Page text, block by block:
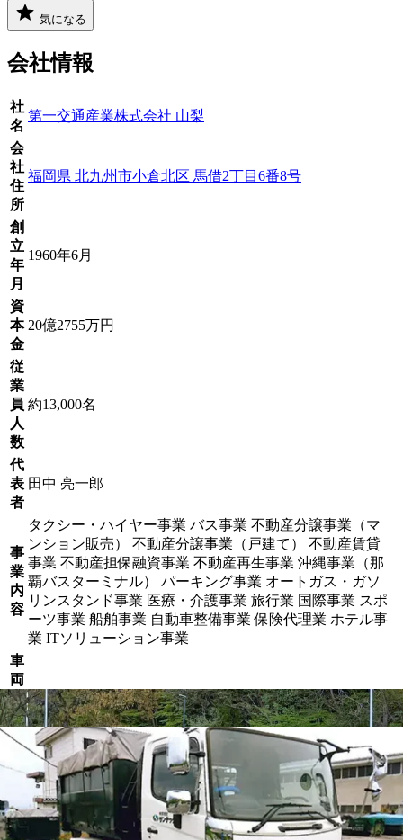
気になる
会社情報
社
名
第一交通産業株式会社 山梨
会
社
住
所
福岡県 北九州市小倉北区 馬借2丁目6番8号
創
立
年
月
1960年6月
資
本
金
20億2755万円
従
業
員
人
数
約13,000名
代
表
者
田中 亮一郎
事
業
内
容
タクシー・ハイヤー事業 バス事業 不動産分譲事業（マ
ンション販売） 不動産分譲事業（戸建て） 不動産賃貸
事業 不動産担保融資事業 不動産再生事業 沖縄事業（那
覇バスターミナル） パーキング事業 オートガス・ガソ
リンスタンド事業 医療・介護事業 旅行業 国際事業 スポ
ーツ事業 船舶事業 自動車整備事業 保険代理業 ホテル事
業 ITソリューション事業
車
両
保
有
台
8,860台
第一交通産業株式会社の就職/転職事
例・口コミ